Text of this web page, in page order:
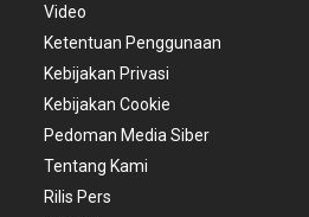
Video
Ketentuan Penggunaan
Kebijakan Privasi
Kebijakan Cookie
Pedoman Media Siber
Tentang Kami
Rilis Pers